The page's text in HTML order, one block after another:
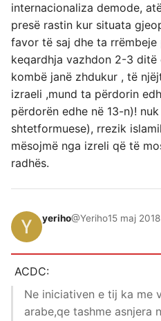
internacionaliza demode,
presë rastin kur situata
favor të saj dhe ta rrëmbeje
keqardhja vazhdon 2-3 ditë
kombë janë zhdukur , të
izraeli ,mund ta përdorin
përdorën edhe në 13-n)!
shtetformuese), rrezik
mësojmë nga izreli që të
radhës.
yeriho@Yeriho15 maj
ACDC:
Ne iniciativen e tij ka me
arabe,qe tashme asnjera